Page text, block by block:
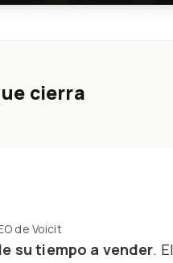
cierra
de Voicit
su tiempo a vender.